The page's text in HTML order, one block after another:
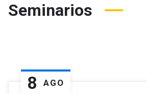
Seminarios
8 AGO